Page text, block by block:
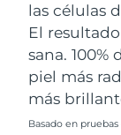
las células
El
sana.
piel más
más
Basado en